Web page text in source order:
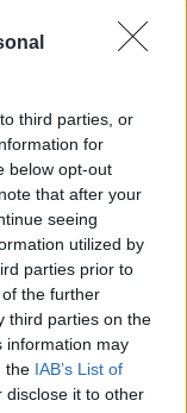
third parties, or
for
below opt-out
that after your
seeing
utilized by
parties prior to
the further
third parties on the
information may
the IAB’s List of
disclose it to other
επίσης
και
σύσταση
κουνούπια.
πληθυσμού
τους καθιστούν
από αυτά, είναι